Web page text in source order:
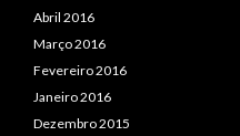
Abril 2016
Março 2016
Fevereiro 2016
Janeiro 2016
Dezembro 2015